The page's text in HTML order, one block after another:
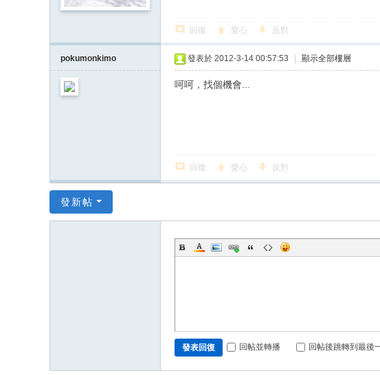
回復 愛心 反對
pokumonkimo 發表於 2012-3-14 00:57:53 顯示全部樓層
呵呵，找個機會...
回復 愛心 反對
發新帖
發表回復 回帖並轉播 回帖後跳轉到最後